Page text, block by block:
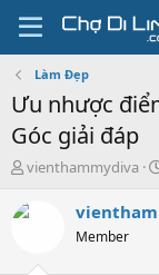
Làm Đẹp
Ưu nhược
Góc giải đáp
T
r
vienthammydiva
Member